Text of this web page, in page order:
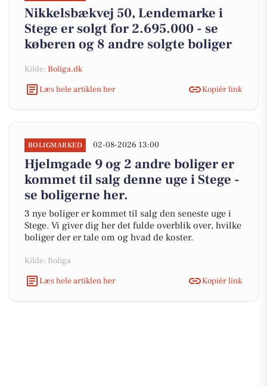
Nikkelsbækvej 50, Lendemarke i
Stege er solgt for 2.695.000 - se
køberen og 8 andre solgte boliger
Kilde: Boliga.dk
Læs hele artiklen her
Kopiér link
BOLIGMARKED 02-08-2026 13:00
Hjelmgade 9 og 2 andre boliger er
kommet til salg denne uge i Stege -
se boligerne her.
3 nye boliger er kommet til salg den seneste uge i
Stege. Vi giver dig her det fulde overblik over, hvilke
boliger der er tale om og hvad de koster.
Kilde: Boliga
Læs hele artiklen her
Kopiér link